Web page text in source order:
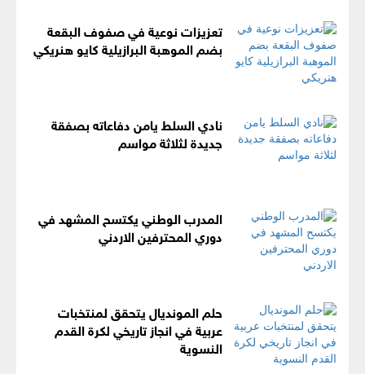
تعزيزات نوعية في صفوف البقعة
بضم الموهبة البرازيلية كايو هنريكي
نادي السلط يامن دفاعاته بصفقة
جديدة لثلاثة مواسم
المدرب الوطني يكتسح المشهد في
دوري المحترفين الاردني
حلم المونديال يتحقق لمنتخبات
عربية في انجاز تاريخي لكرة القدم
النسوية